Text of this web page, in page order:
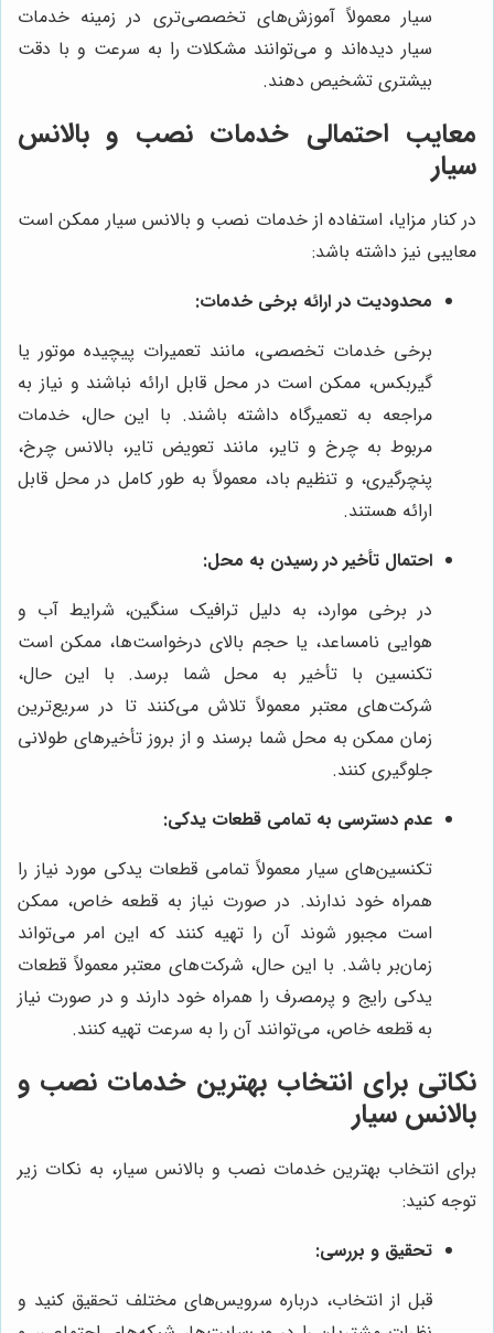
سیار معمولاً آموزش‌های تخصصی‌تری در زمینه خدمات
سیار دیده‌اند و می‌توانند مشکلات را به سرعت و با دقت
بیشتری تشخیص دهند.
معایب احتمالی خدمات نصب و بالانس
سیار
در کنار مزایا، استفاده از خدمات نصب و بالانس سیار ممکن است
معایبی نیز داشته باشد:
محدودیت در ارائه برخی خدمات:
برخی خدمات تخصصی، مانند تعمیرات پیچیده موتور یا
گیربکس، ممکن است در محل قابل ارائه نباشند و نیاز به
مراجعه به تعمیرگاه داشته باشند. با این حال، خدمات
مربوط به چرخ و تایر، مانند تعویض تایر، بالانس چرخ،
پنچرگیری، و تنظیم باد، معمولاً به طور کامل در محل قابل
ارائه هستند.
احتمال تأخیر در رسیدن به محل:
در برخی موارد، به دلیل ترافیک سنگین، شرایط آب و
هوایی نامساعد، یا حجم بالای درخواست‌ها، ممکن است
تکنسین با تأخیر به محل شما برسد. با این حال،
شرکت‌های معتبر معمولاً تلاش می‌کنند تا در سریع‌ترین
زمان ممکن به محل شما برسند و از بروز تأخیرهای طولانی
جلوگیری کنند.
عدم دسترسی به تمامی قطعات یدکی:
تکنسین‌های سیار معمولاً تمامی قطعات یدکی مورد نیاز را
همراه خود ندارند. در صورت نیاز به قطعه خاص، ممکن
است مجبور شوند آن را تهیه کنند که این امر می‌تواند
زمان‌بر باشد. با این حال، شرکت‌های معتبر معمولاً قطعات
یدکی رایج و پرمصرف را همراه خود دارند و در صورت نیاز
به قطعه خاص، می‌توانند آن را به سرعت تهیه کنند.
نکاتی برای انتخاب بهترین خدمات نصب و
بالانس سیار
برای انتخاب بهترین خدمات نصب و بالانس سیار، به نکات زیر
توجه کنید:
تحقیق و بررسی:
قبل از انتخاب، درباره سرویس‌های مختلف تحقیق کنید و